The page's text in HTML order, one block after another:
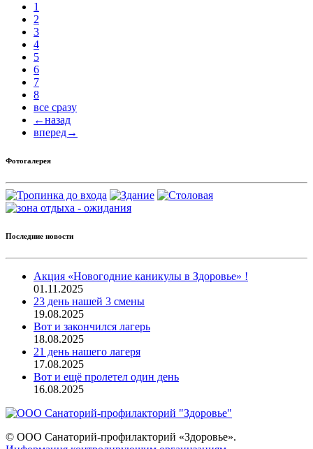
1
2
3
4
5
6
7
8
все сразу
←назад
вперед→
Фотогалерея
Последние новости
Акция «Новогодние каникулы в Здоровье» !
01.11.2025
23 день нашей 3 смены
19.08.2025
Вот и закончился лагерь
18.08.2025
21 день нашего лагеря
17.08.2025
Вот и ещё пролетел один день
16.08.2025
© ООО Cанаторий-профилакторий «Здоровье».